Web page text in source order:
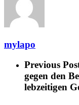
mylapo
Previous
gegen den
lebzeitigen